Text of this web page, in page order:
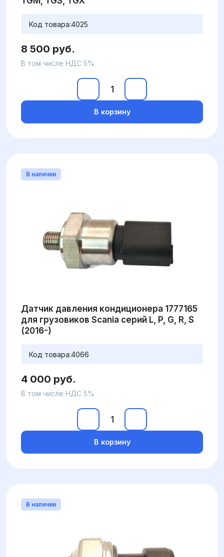
Код товара:4025
8 500 руб.
В том числе НДС 5%
В корзину
В наличии
Датчик давления кондиционера 1777165
для грузовиков Scania серий L, P, G, R, S
(2016-)
Код товара:4066
4 000 руб.
В том числе НДС 5%
В корзину
В наличии